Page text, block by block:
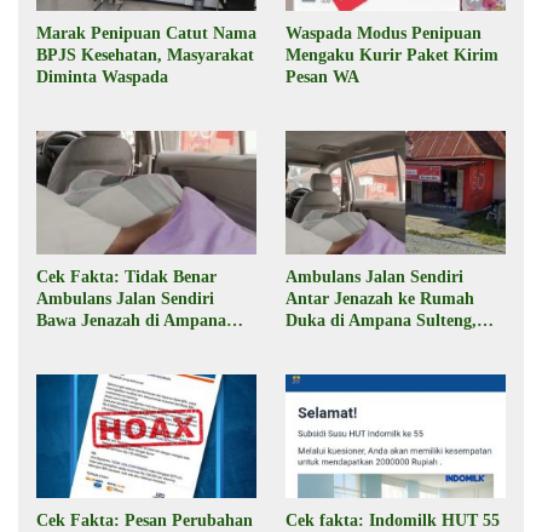
Marak Penipuan Catut Nama
BPJS Kesehatan, Masyarakat
Diminta Waspada
Waspada Modus Penipuan
Mengaku Kurir Paket Kirim
Pesan WA
Cek Fakta: Tidak Benar
Ambulans Jalan Sendiri
Bawa Jenazah di Ampana
Ambulans Jalan Sendiri
Antar Jenazah ke Rumah
Duka di Ampana Sulteng,
Cek Fakta: Pesan Perubahan
Cek fakta: Indomilk HUT 55